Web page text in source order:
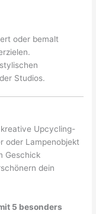
oder bemalt
Studios.
Upcycling-
oder Lampenobjekt
Geschick
dein
5 besonders